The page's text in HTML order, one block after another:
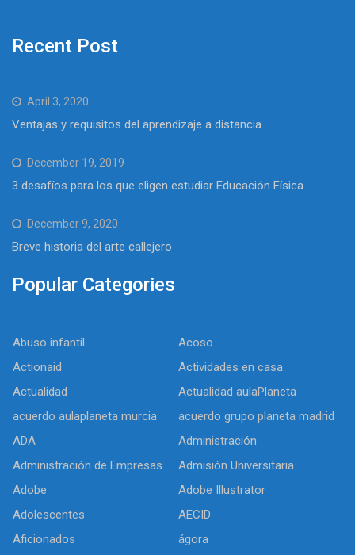
Recent Post
April 3, 2020
Ventajas y requisitos del aprendizaje a distancia.
December 19, 2019
3 desafíos para los que eligen estudiar Educación Física
December 9, 2020
Breve historia del arte callejero
Popular Categories
Abuso infantil
Acoso
Actionaid
Actividades en casa
Actualidad
Actualidad aulaPlaneta
acuerdo aulaplaneta murcia
acuerdo grupo planeta madrid
ADA
Administración
Administración de Empresas
Admisión Universitaria
Adobe
Adobe Illustrator
Adolescentes
AECID
Aficionados
ágora